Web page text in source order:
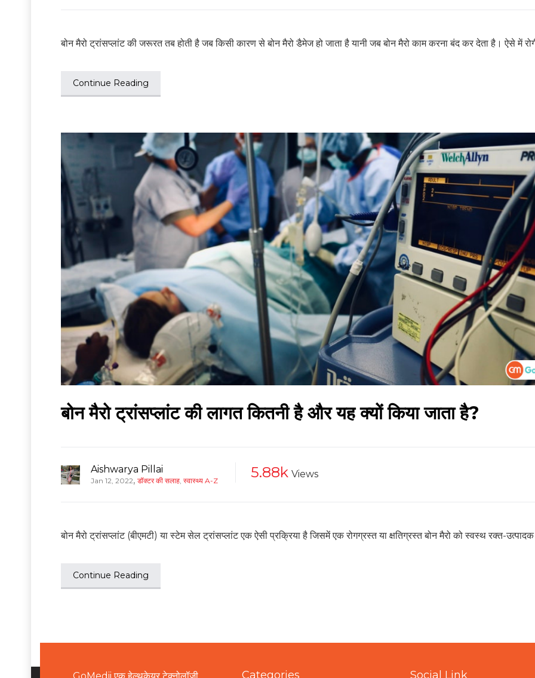
बोन मैरो ट्रांसप्लांट की जरूरत तब होती है जब किसी कारण से बोन मैरो डैमेज हो जाता है यानी जब बोन मैरो काम करना बंद कर देता है। ऐसे में
Continue Reading
बोन मैरो ट्रांसप्लांट की लागत कितनी है और यह क्यों किया जाता है?
Aishwarya Pillai
Jan 12, 2022, डॉक्टर की सलाह, स्वास्थ्य A-Z 5.88k Views
बोन मैरो ट्रांसप्लांट (बीएमटी) या स्टेम सेल ट्रांसप्लांट एक ऐसी प्रक्रिया है जिसमें एक रोगग्रस्त या क्षतिग्रस्त बोन मैरो को स्वस्थ रक्त-उत्पादक
Continue Reading
Categories Social Link